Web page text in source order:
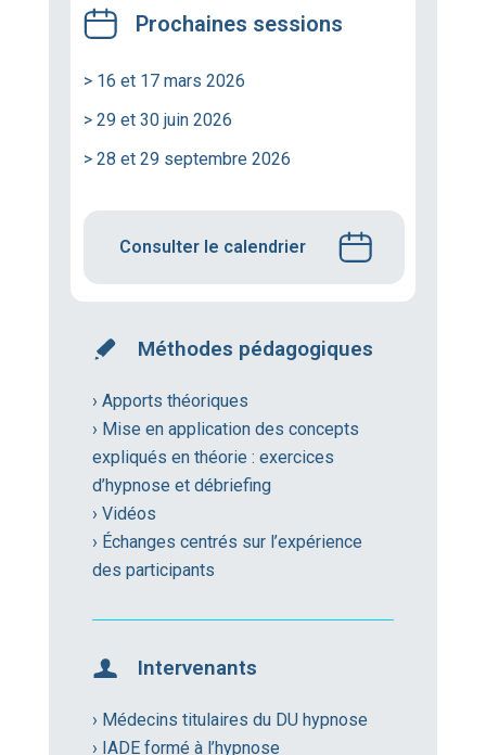
Prochaines sessions
> 16 et 17 mars 2026
> 29 et 30 juin 2026
> 28 et 29 septembre 2026
Consulter le calendrier
Méthodes pédagogiques
› Apports théoriques
› Mise en application des concepts
expliqués en théorie : exercices
d’hypnose et débriefing
› Vidéos
› Échanges centrés sur l’expérience
des participants
Intervenants
› Médecins titulaires du DU hypnose
› IADE formé à l’hypnose